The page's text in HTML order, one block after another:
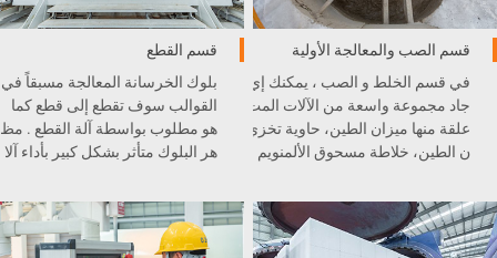
قسم الصب والمعالجة الأولية
في قسم الخلط و الصب ، يمكنك إي
جاد مجموعة واسعة من الآلات المت
علقة منها ميزان الطين، حاوية تخزي
ن الطين، خلاطة مسحوق الألمنويم
ل، و غيرها .
قسم القطع
بلوك الخرسانة المعالجة مسبقاً في
القوالب سوف تقطع إلى قطع كما
هو مطلوب بواسطة آلة القطع . مظ
هر البلوك متأثر بشكل كبير بأداء آلا